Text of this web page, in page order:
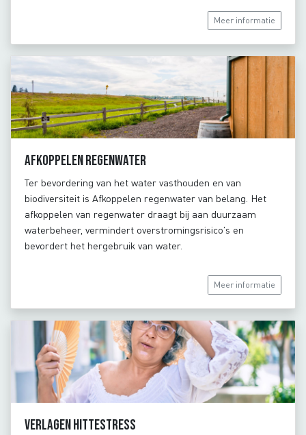
Meer informatie
Afkoppelen regenwater
Ter bevordering van het water vasthouden en van
biodiversiteit is Afkoppelen regenwater van belang. Het
afkoppelen van regenwater draagt bij aan duurzaam
waterbeheer, vermindert overstromingsrisico's en
bevordert het hergebruik van water.
Meer informatie
Verlagen hittestress